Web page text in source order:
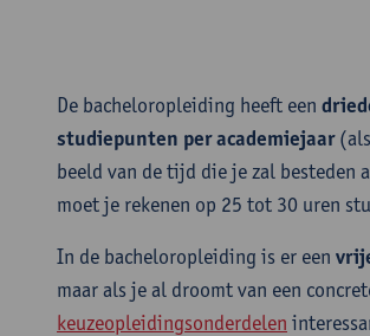
De bacheloropleiding heeft een
studiepunten per academiejaar
beeld van de tijd die je zal besteden
moet je rekenen op 25 tot 30 uren
In de bacheloropleiding is er een
maar als je al droomt van een
keuzeopleidingsonderdelen